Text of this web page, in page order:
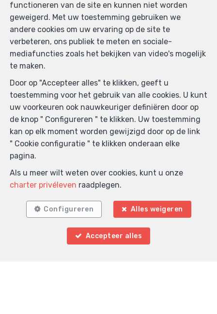
Zoek op de kaart
functioneren van de site en kunnen niet worden
geweigerd. Met uw toestemming gebruiken we
andere cookies om uw ervaring op de site te
verbeteren, ons publiek te meten en sociale-
mediafuncties zoals het bekijken van video's mogelijk
te maken.
Door op "Accepteer alles" te klikken, geeft u
toestemming voor het gebruik van alle cookies. U kunt
uw voorkeuren ook nauwkeuriger definiëren door op
de knop " Configureren " te klikken. Uw toestemming
kan op elk moment worden gewijzigd door op de link
" Cookie configuratie " te klikken onderaan elke
pagina.
Als u meer wilt weten over cookies, kunt u onze
charter privéleven raadplegen.
Configureren Alles weigeren
Accepteer alles